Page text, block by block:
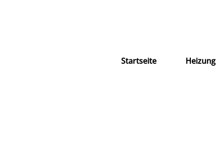
Startseite Heizung